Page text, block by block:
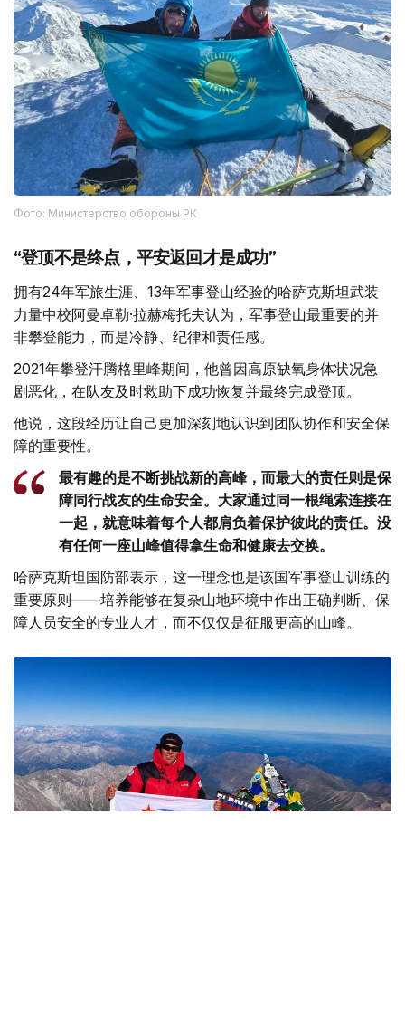
Фото: Министерство обороны РК
“登顶不是终点，平安返回才是成功”
拥有24年军旅生涯、13年军事登山经验的哈萨克斯坦武装
力量中校阿曼卓勒·拉赫梅托夫认为，军事登山最重要的并
非攀登能力，而是冷静、纪律和责任感。
2021年攀登汗腾格里峰期间，他曾因高原缺氧身体状况急
剧恶化，在队友及时救助下成功恢复并最终完成登顶。
他说，这段经历让自己更加深刻地认识到团队协作和安全保
障的重要性。
最有趣的是不断挑战新的高峰，而最大的责任则是保
障同行战友的生命安全。大家通过同一根绳索连接在
一起，就意味着每个人都肩负着保护彼此的责任。没
有任何一座山峰值得拿生命和健康去交换。
哈萨克斯坦国防部表示，这一理念也是该国军事登山训练的
重要原则——培养能够在复杂山地环境中作出正确判断、保
障人员安全的专业人才，而不仅仅是征服更高的山峰。